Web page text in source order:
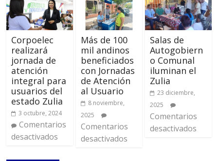
Corpoelec
realizará
jornada de
atención
integral para
usuarios del
estado Zulia
3 octubre, 2024
Comentarios
desactivados
Más de 100
mil andinos
beneficiados
con Jornadas
de Atención
al Usuario
8 noviembre,
2025
Comentarios
desactivados
Salas de
Autogobiern
o Comunal
iluminan el
Zulia
23 diciembre,
2025
Comentarios
desactivados